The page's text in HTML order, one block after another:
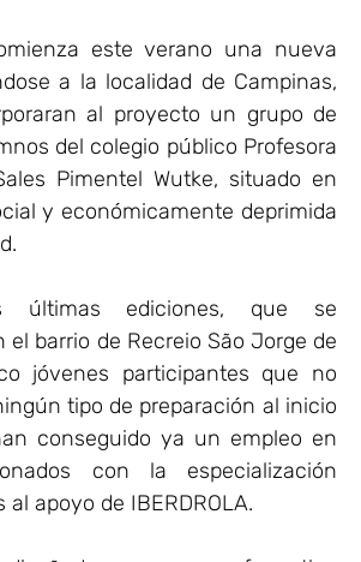
este verano una nueva
a la localidad de Campinas,
al proyecto un grupo de
del colegio público Profesora
Pimentel Wutke, situado en
y económicamente deprimida
últimas ediciones, que se
el barrio de Recreio São Jorge de
jóvenes participantes que no
tipo de preparación al inicio
conseguido ya un empleo en
con la especialización
al apoyo de IBERDROLA.